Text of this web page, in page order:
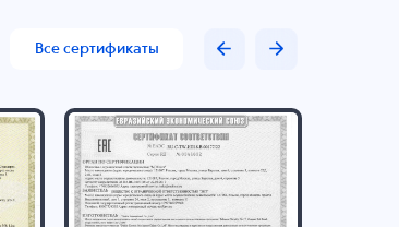
Все сертификаты